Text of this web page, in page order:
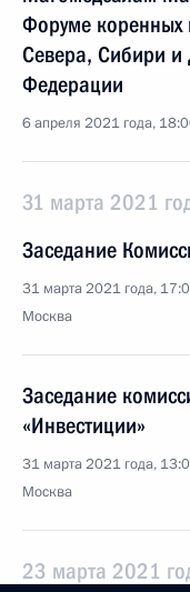
Форуме коренных
Севера, Сибири и
Федерации
6 апреля 2021 года,
31 марта 2021
Заседание
31 марта 2021 года,
Москва
Заседание
«Инвестиции»
31 марта 2021 года,
Москва
23 марта 2021